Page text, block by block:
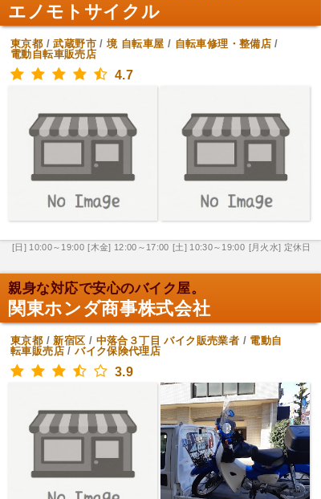
エノモトサイクル
東京都 /武蔵野市/境 自転車屋 / 自転車修理・整備店 /
電動自転車販売店
4.7
[日] 10:00～19:00 [木金] 12:00～17:00 [土] 10:30～19:00 [月火水] 定休日
親身な対応で安心のバイク屋。
関東ホンダ商事株式会社
東京都 /新宿区 / 中落合３丁目 バイク販売業者 / 電動自
転車販売店/バイク保険代理店
3.9